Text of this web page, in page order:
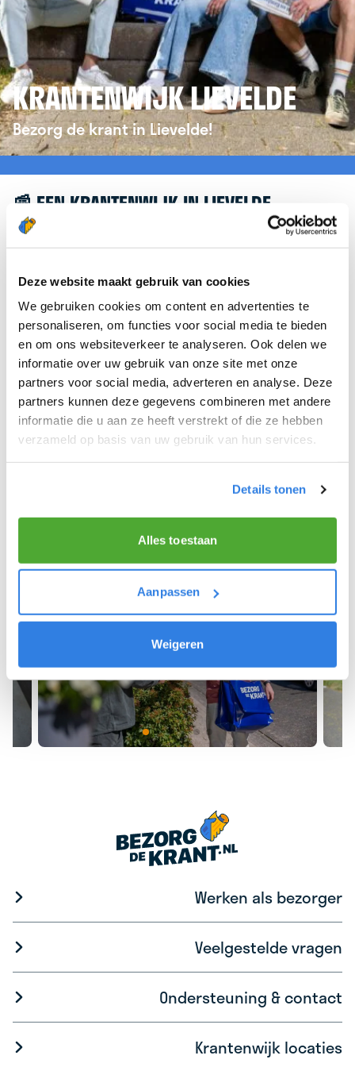
Deze website maakt gebruik van cookies
We gebruiken cookies om content en advertenties te
personaliseren, om functies voor social media te bieden
en om ons websiteverkeer te analyseren. Ook delen we
informatie over uw gebruik van onze site met onze
partners voor social media, adverteren en analyse. Deze
partners kunnen deze gegevens combineren met andere
informatie die u aan ze heeft verstrekt of die ze hebben
verzameld op basis van uw gebruik van hun services.
Details tonen
Alles toestaan
Aanpassen
Weigeren
KRANTENWIJK LIEVELDE
Bezorg de krant in Lievelde!
📰 EEN KRANTENWIJK IN LIEVELDE
Leuk dat je geïnteresseerd bent in een
verwijzen we je graag door naar de website van
krantenbezorgen.nl . Daar kun je je eenvoudig
aanmelden om de krant te bezorgen in Lievelde.
We hopen dat je snel aan de slag kunt en wensen
je veel succes! 🚴‍♂️💨
Meld je aan als krantenbezorger!
Werken als bezorger
Veelgestelde vragen
Ondersteuning & contact
Krantenwijk locaties